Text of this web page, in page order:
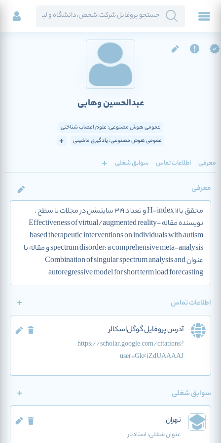
عبدالحسین وهابی
عمومی هوش مصنوعی: علوم اعصاب شناختی
عمومی هوش مصنوعی: یادگیری ماشینی
معرفی اطلاعات تماس سوابق شغلی
معرفی
محقق با H-index 11 و تعداد 319 سایتیشن در مجلات با سطح .
نویسنده مقاله Effectiveness of virtual/augmented reality–
based therapeutic interventions on individuals with autism
spectrum disorder: a comprehensive meta-analysis و مقاله با
عنوان Combination of singular spectrum analysis and
autoregressive model for short term load forecasting
اطلاعات تماس
آدرس پروفایل گوگل‌اسکالر
https://scholar.google.com/citations?
user=Gk4iZdUAAAAJ
سوابق شغلی
تهران
عنوان شغلی:استادیار